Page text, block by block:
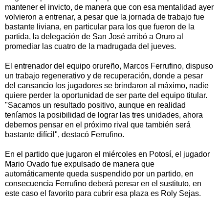
mantener el invicto, de manera que con esa mentalidad ayer
volvieron a entrenar, a pesar que la jornada de trabajo fue
bastante liviana, en particular para los que fueron de la
partida, la delegación de San José arribó a Oruro al
promediar las cuatro de la madrugada del jueves.
El entrenador del equipo orureño, Marcos Ferrufino, dispuso
un trabajo regenerativo y de recuperación, donde a pesar
del cansancio los jugadores se brindaron al máximo, nadie
quiere perder la oportunidad de ser parte del equipo titular.
"Sacamos un resultado positivo, aunque en realidad
teníamos la posibilidad de lograr las tres unidades, ahora
debemos pensar en el próximo rival que también será
bastante difícil", destacó Ferrufino.
En el partido que jugaron el miércoles en Potosí, el jugador
Mario Ovado fue expulsado de manera que
automáticamente queda suspendido por un partido, en
consecuencia Ferrufino deberá pensar en el sustituto, en
este caso el favorito para cubrir esa plaza es Roly Sejas.